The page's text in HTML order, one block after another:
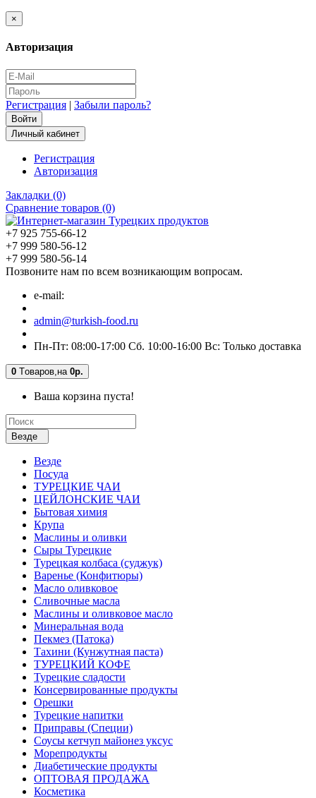
×
Авторизация
Регистрация | Забыли пароль?
Личный кабинет
Регистрация
Авторизация
Закладки (0)
Сравнение товаров (0)
+7 925 755-66-12
+7 999 580-56-12
+7 999 580-56-14
Позвоните нам по всем возникающим вопросам.
e-mail:
admin@turkish-food.ru
Пн-Пт: 08:00-17:00 Сб. 10:00-16:00 Вс: Только доставка
0 Tоваров, на 0р.
Ваша корзина пуста!
Везде
Везде
Посуда
ТУРЕЦКИЕ ЧАИ
ЦЕЙЛОНСКИЕ ЧАИ
Бытовая химия
Крупа
Маслины и оливки
Сыры Турецкие
Турецкая колбаса (суджук)
Варенье (Конфитюры)
Масло оливковое
Сливочные масла
Маслины и оливковое масло
Минеральная вода
Пекмез (Патока)
Тахини (Кунжутная паста)
ТУРЕЦКИЙ КОФЕ
Турецкие сладости
Консервированные продукты
Орешки
Турецкие напитки
Приправы (Специи)
Соусы кетчуп майонез уксус
Морепродукты
Диабетические продукты
ОПТОВАЯ ПРОДАЖА
Косметика